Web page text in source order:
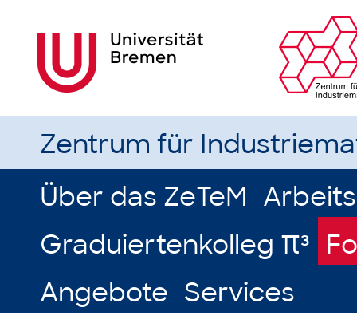
Zentrum für
Über das ZeTeM
Graduiertenkolleg π³
Angebote Services